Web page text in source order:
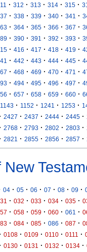
· 312 · 313 · 314 · 315 ·
· 338 · 339 · 340 · 341 ·
· 364 · 365 · 366 · 367 ·
· 390 · 391 · 392 · 393 ·
· 416 · 417 · 418 · 419 ·
· 442 · 443 · 444 · 445 ·
· 468 · 469 · 470 · 471 ·
· 494 · 495 · 496 · 497 ·
· 657 · 658 · 659 · 660 ·
1143 · 1152 · 1241 · 1253 ·
· 2427 · 2437 · 2444 · 2445 ·
· 2768 · 2793 · 2802 · 2803 ·
· 2821 · 2855 · 2856 · 2857 ·
New
04 · 05 · 06 · 07 · 08 · 09 ·
· 032 · 033 · 034 · 035 ·
· 058 · 059 · 060 · 061 ·
· 084 · 085 · 086 · 087 ·
· 0108 · 0109 · 0110 · 0111 ·
· 0130 · 0131 · 0132 · 0134 ·